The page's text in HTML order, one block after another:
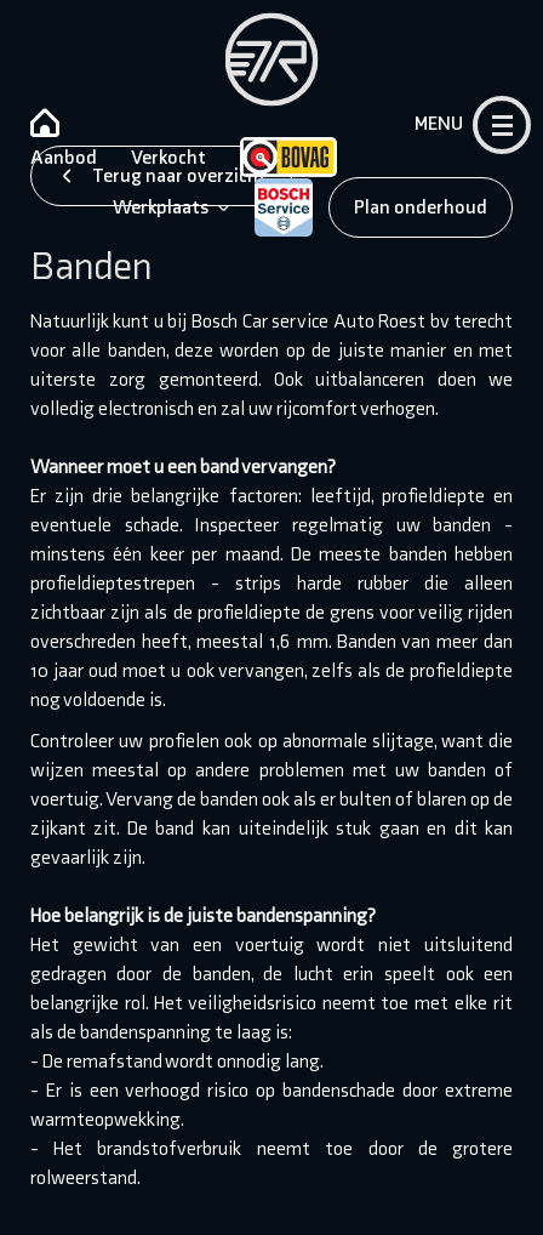
Aanbod Verkocht
Werkplaats Plan onderhoud
MENU
Terug naar overzicht
Banden
Natuurlijk kunt u bij Bosch Car service Auto Roest bv terecht
voor alle banden, deze worden op de juiste manier en met
uiterste zorg gemonteerd. Ook uitbalanceren doen we
volledig electronisch en zal uw rijcomfort verhogen.
Wanneer moet u een band vervangen?
Er zijn drie belangrijke factoren: leeftijd, profieldiepte en
eventuele schade. Inspecteer regelmatig uw banden -
minstens één keer per maand. De meeste banden hebben
profieldieptestrepen - strips harde rubber die alleen
zichtbaar zijn als de profieldiepte de grens voor veilig rijden
overschreden heeft, meestal 1,6 mm. Banden van meer dan
10 jaar oud moet u ook vervangen, zelfs als de profieldiepte
nog voldoende is.
Controleer uw profielen ook op abnormale slijtage, want die
wijzen meestal op andere problemen met uw banden of
voertuig. Vervang de banden ook als er bulten of blaren op de
zijkant zit. De band kan uiteindelijk stuk gaan en dit kan
gevaarlijk zijn.
Hoe belangrijk is de juiste bandenspanning?
Het gewicht van een voertuig wordt niet uitsluitend
gedragen door de banden, de lucht erin speelt ook een
belangrijke rol. Het veiligheidsrisico neemt toe met elke rit
als de bandenspanning te laag is:
- De remafstand wordt onnodig lang.
- Er is een verhoogd risico op bandenschade door extreme
warmteopwekking.
- Het brandstofverbruik neemt toe door de grotere
rolweerstand.